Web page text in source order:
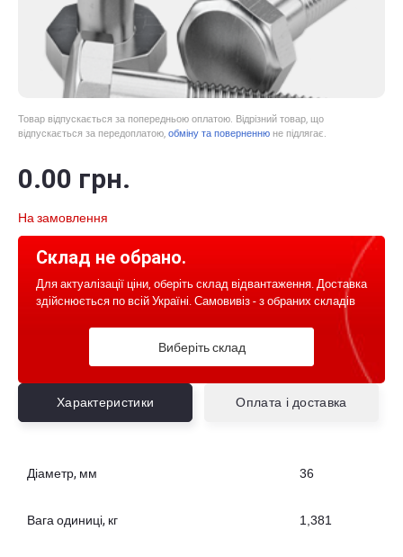
Товар відпускається за попередньою оплатою. Відрізний товар, що
відпускається за передоплатою, обміну та поверненню не підлягає.
0.00 грн.
На замовлення
Склад не обрано.
Для актуалізації ціни, оберіть склад відвантаження. Доставка
здійснюється по всій Україні. Самовивіз - з обраних складів
Виберіть склад
Характеристики Оплата і доставка
Діаметр, мм 36
Вага одиниці, кг 1,381